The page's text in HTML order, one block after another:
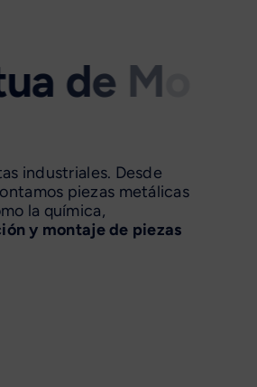
industriales. Desde
piezas metálicas
la química,
y montaje de piezas